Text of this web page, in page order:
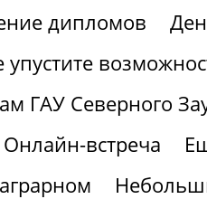
дипломов
упустите
ГАУ Северного
Онлайн-встреча